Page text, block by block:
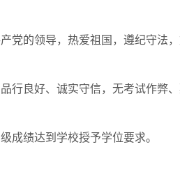
党的领导，热爱祖国，遵纪守法
行良好、诚实守信，无考试作弊
成绩达到学校授予学位要求。